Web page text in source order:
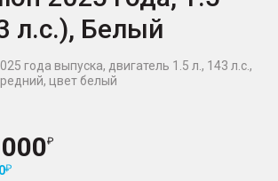
л.с.), Белый
года выпуска, двигатель 1.5 л., 143 л.с.,
цвет белый